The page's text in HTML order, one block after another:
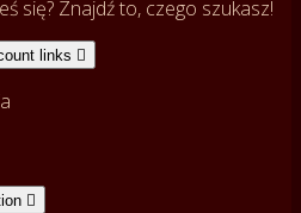
się? Znajdź to, czego szukasz!
links 
